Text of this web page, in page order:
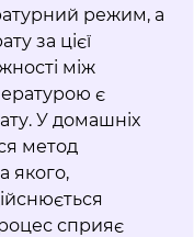
режим, а
за цієї
між
є
У домашніх
метод
якого,
сприяє